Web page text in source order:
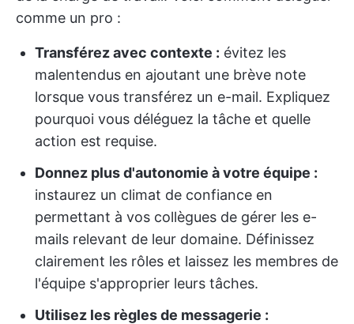
comme un pro :
Transférez avec contexte : évitez les
malentendus en ajoutant une brève note
lorsque vous transférez un e-mail. Expliquez
pourquoi vous déléguez la tâche et quelle
action est requise.
Donnez plus d'autonomie à votre équipe :
instaurez un climat de confiance en
permettant à vos collègues de gérer les e-
mails relevant de leur domaine. Définissez
clairement les rôles et laissez les membres de
l'équipe s'approprier leurs tâches.
Utilisez les règles de messagerie :